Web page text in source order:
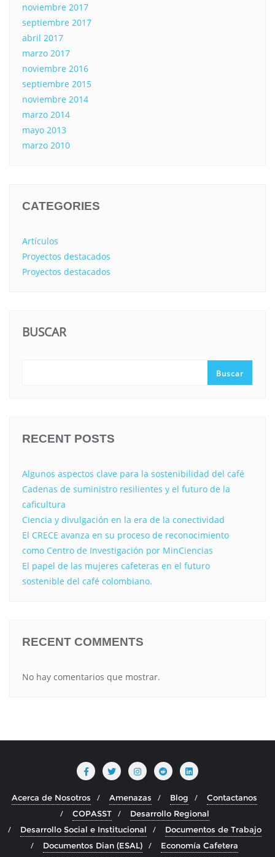
noviembre 2017
septiembre 2017
abril 2017
marzo 2017
noviembre 2016
septiembre 2015
noviembre 2014
marzo 2014
mayo 2013
marzo 2010
CATEGORIES
Artículos
Proyectos destacados
Proyectos destacados
BUSCAR
Buscar
RECENT POSTS
Algunos aspectos clave para la sostenibilidad del café
Cadenas de suministro resilientes y el futuro de la
caficultura
Ciencia y divulgación en la era de la conectividad
El CRECE avanza en su proceso de reconocimiento
como Centro de Investigación por MinCiencias
El papel de las mujeres cafeteras en el futuro
sostenible del café colombiano.
RECENT COMMENTS
No hay comentarios que mostrar.
Acerca de Nosotros Amenazas Blog
Contactanos
COPASST
Desarrollo Regional
Desarrollo Social e Institucional
Documentos de Trabajo
Documentos Dian (ESAL)
Economía Cafetera